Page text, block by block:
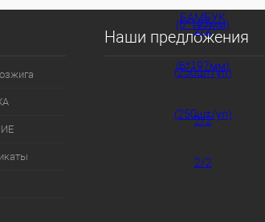
Наши предложения